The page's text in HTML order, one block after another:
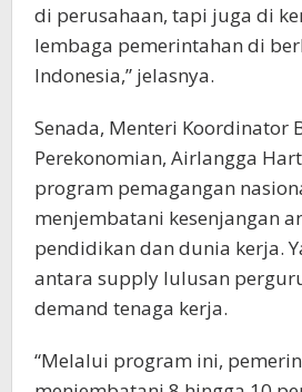
di perusahaan, tapi juga di
lembaga pemerintahan di
Indonesia,” jelasnya.
Senada, Menteri Koordinator
Perekonomian, Airlangga
program pemagangan
menjembatani kesenjangan
pendidikan dan dunia kerja.
antara supply lulusan
demand tenaga kerja.
“Melalui program ini,